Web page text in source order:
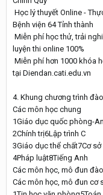
Học lý thuyết Online -
Bệnh viện 64 Tỉnh thành
Miễn phí học thử, trải
luyện thi online 100%
Miễn phí hơn 1000 khóa
tại Diendan.cati.edu.vn
4. Khung chương trình
Các môn học chung
1Giáo dục quốc phòng-
2Chính trị6Lập trình C
3Giáo dục thể chất7Cơ
4Pháp luật8Tiếng Anh
Các môn học, mô đun
Các môn học, mô đun cơ